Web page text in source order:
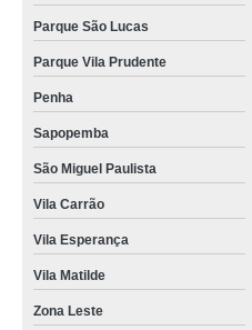
Parque São Lucas
Parque Vila Prudente
Penha
Sapopemba
São Miguel Paulista
Vila Carrão
Vila Esperança
Vila Matilde
Zona Leste